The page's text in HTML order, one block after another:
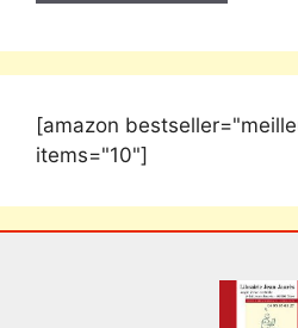
[amazon
items="10"]